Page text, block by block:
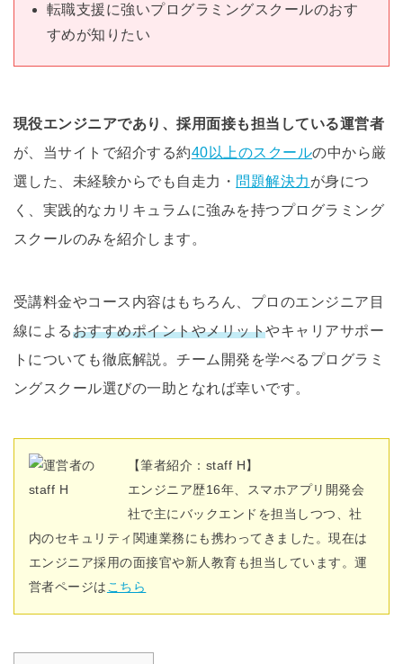
転職支援に強いプログラミングスクールのおす
すめが知りたい
現役エンジニアであり、採用面接も担当している運営者
が、当サイトで紹介する約40以上のスクールの中から厳
選した、未経験からでも自走力・ 問題解決力 が身につ
く、実践的なカリキュラムに強みを持つプログラミング
スクールのみを紹介します。
受講料金やコース内容はもちろん、プロのエンジニア目
線によるおすすめポイントやメリットやキャリアサポー
トについても徹底解説。チーム開発を学べるプログラミ
ングスクール選びの一助となれば幸いです。
【筆者紹介：staff H】
エンジニア歴16年、スマホアプリ開発会
社で主にバックエンドを担当しつつ、社
内のセキュリティ関連業務にも携わってきました。現在は
エンジニア採用の面接官や新人教育も担当しています。運
営者ページは こちら